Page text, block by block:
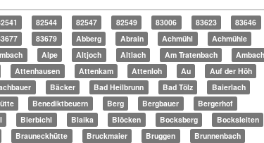
82544 82547 82549 83006 83623
83646
83679 Abberg Abrain Achmühl
Achmühle
Alpe Altjoch Altlach Am Tratenbach
Attenhausen Attenkam Attenloh Au
Auf der Höh
Bäcker Bad Heilbrunn Bad Tölz
Baierlach
Benediktbeuern Berg Bergbauer
Bergerhof
Bierbichl Blaika Blöcken Bocksberg
Bocksleiten
Brauneckhütte Bruckmaier Bruggen Brunnenbach